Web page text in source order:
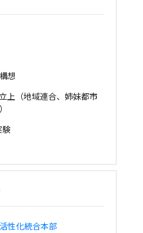
想
上（地域連合、姉妹都市
験
性化統合本部